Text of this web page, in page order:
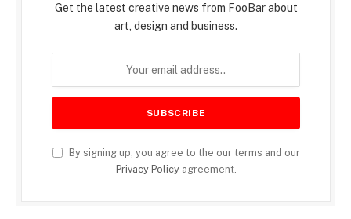
Get the latest creative news from FooBar about
art, design and business.
By signing up, you agree to the our terms and our
Privacy Policyagreement.